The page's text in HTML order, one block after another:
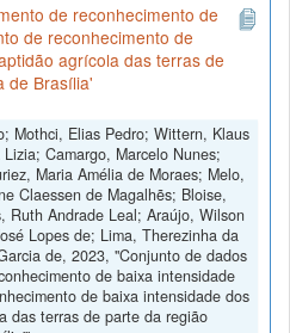
de reconhecimento de
de reconhecimento de
agrícola das terras de
de Brasília'
Mothci, Elias Pedro; Wittern, Klaus
Camargo, Marcelo Nunes;
Maria Amélia de Moraes; Melo,
Claessen de Magalhẽs; Bloise,
Ruth Andrade Leal; Araújo, Wilson
Lopes de; Lima, Therezinha da
de, 2023, "Conjunto de dados
de baixa intensidade
de baixa intensidade dos
das terras de parte da região